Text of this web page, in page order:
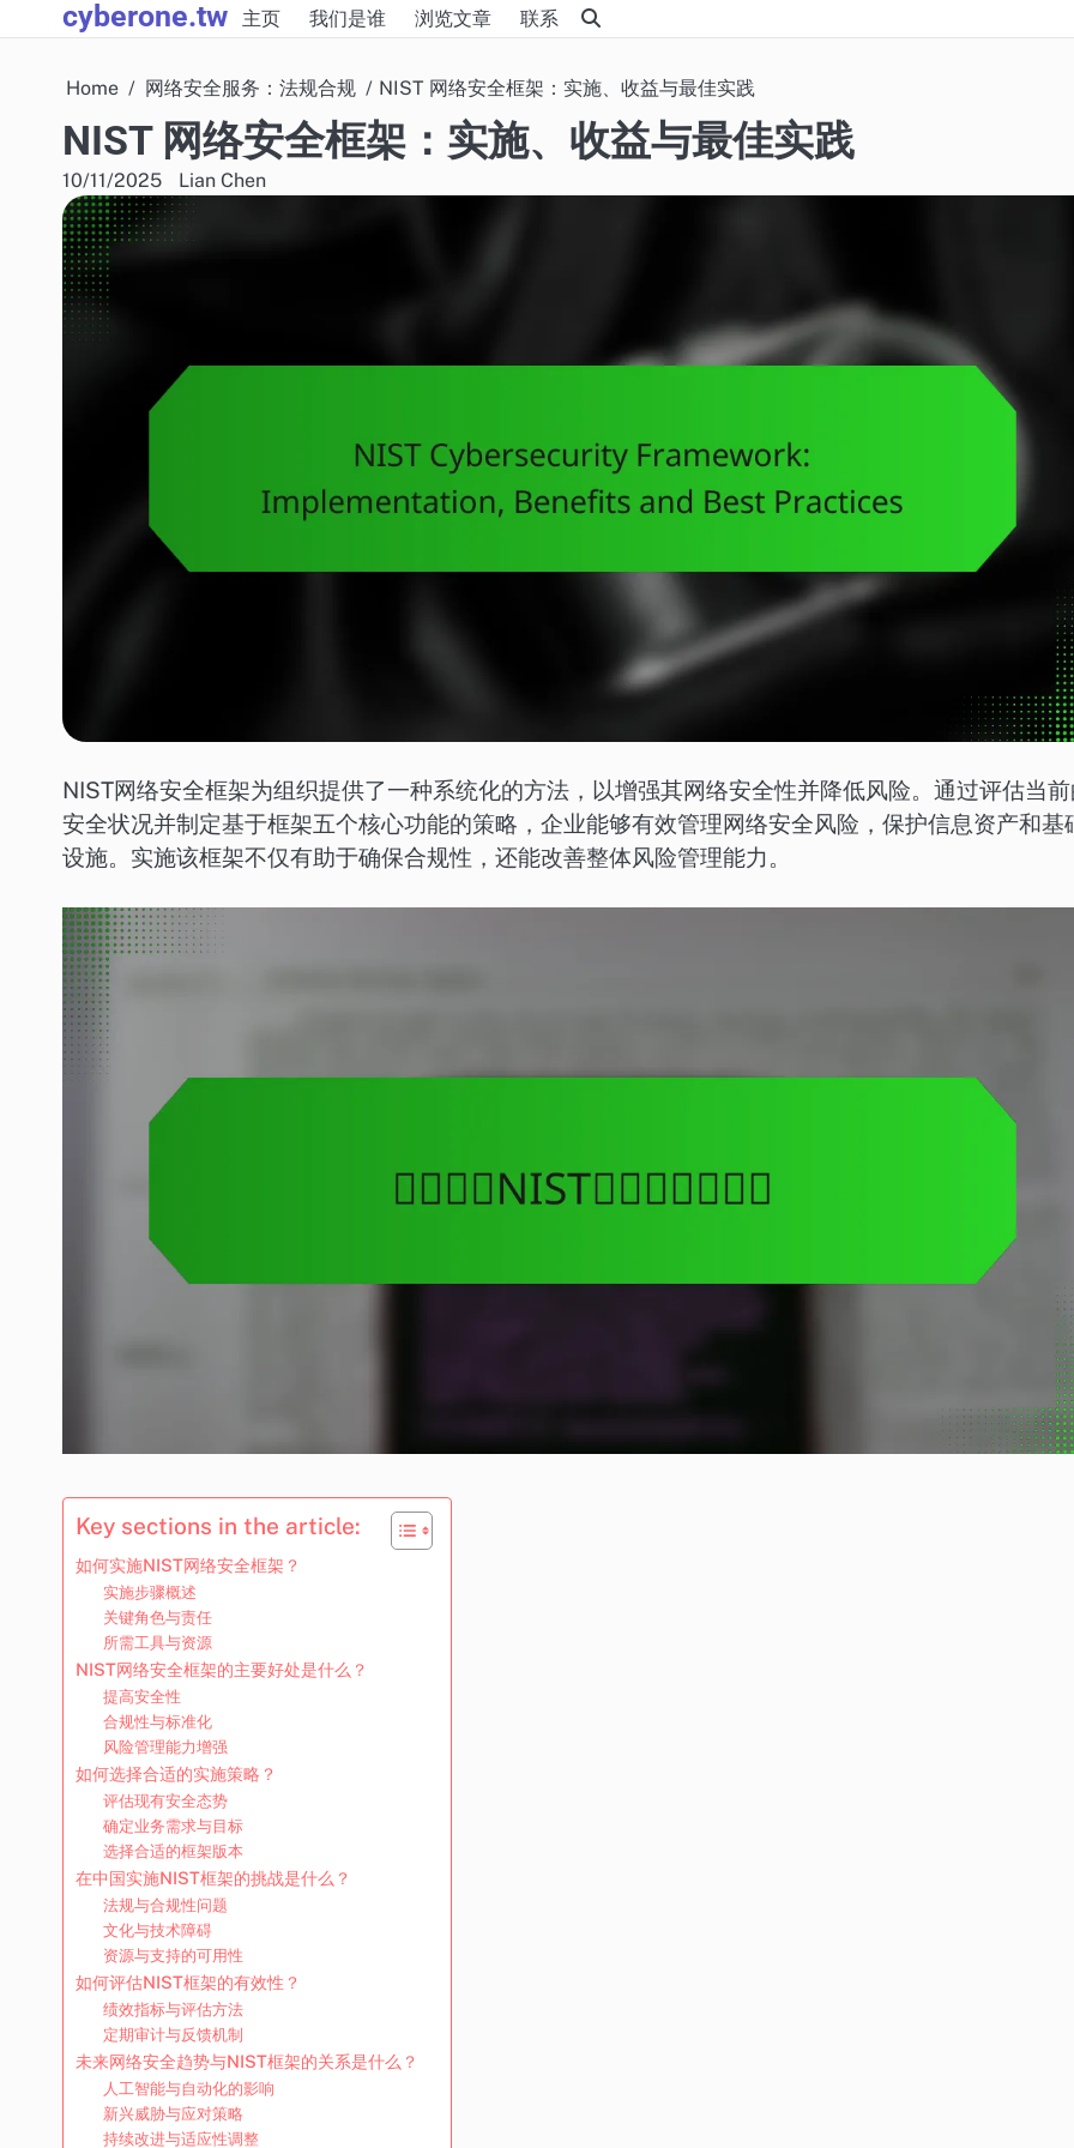
to
cyberone.tw 主页 我们是谁 浏览文章 联系
Home 网络安全服务：法规合规 NIST 网络安全框架：实施、收益与最佳实践
NIST 网络安全框架：实施、收益与最佳实践
10/11/2025 Lian Chen
NIST网络安全框架为组织提供了一种系统化的方法，以增强其网络安全性并降低风险。通过评估当
安全状况并制定基于框架五个核心功能的策略，企业能够有效管理网络安全风险，保护信息资产和基
设施。实施该框架不仅有助于确保合规性，还能改善整体风险管理能力。
Key sections in the article:
如何实施NIST网络安全框架？
实施步骤概述
关键角色与责任
所需工具与资源
NIST网络安全框架的主要好处是什么？
提高安全性
合规性与标准化
风险管理能力增强
如何选择合适的实施策略？
评估现有安全态势
确定业务需求与目标
选择合适的框架版本
在中国实施NIST框架的挑战是什么？
法规与合规性问题
文化与技术障碍
资源与支持的可用性
如何评估NIST框架的有效性？
绩效指标与评估方法
定期审计与反馈机制
未来网络安全趋势与NIST框架的关系是什么？
人工智能与自动化的影响
新兴威胁与应对策略
持续改进与适应性调整